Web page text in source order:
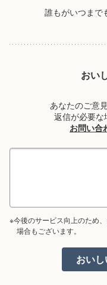
誰もがいつまで
おい
あなたのご意
返信が必要な
お問い合
※今後のサービス向上のため
場合もございます。